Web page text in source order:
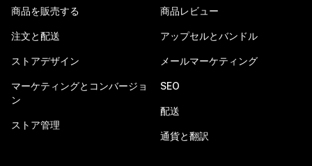
商品を販売する
注文と配送
ストアデザイン
マーケティングとコンバージョ
ン
ストア管理
商品レビュー
アップセルとバンドル
メールマーケティング
SEO
配送
通貨と翻訳